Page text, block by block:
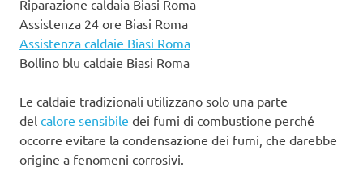
Riparazione caldaia Biasi Roma
Assistenza 24 ore Biasi Roma
Assistenza caldaie Biasi Roma
Bollino blu caldaie Biasi Roma
Le caldaie tradizionali utilizzano solo una parte
del calore sensibile dei fumi di combustione perché
occorre evitare la condensazione dei fumi, che darebbe
origine a fenomeni corrosivi.